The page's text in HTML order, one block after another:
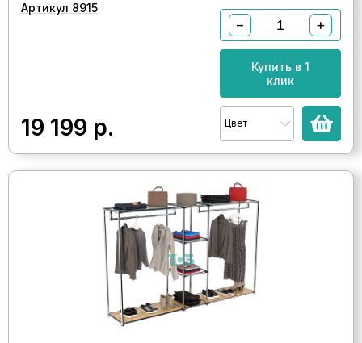
Артикул 8915
19 199 р.
− +
Купить в 1
клик
Цвет